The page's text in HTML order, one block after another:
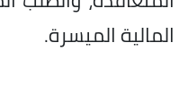
المالية الميسرة.